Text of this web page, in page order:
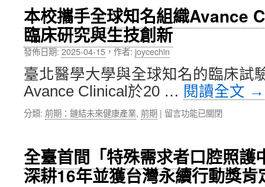
展〉
中
討
會，
鏈
結
東
南
亞、
胸
學
聯
盟
與
工
研
院
及
多
家
共
動
「臨
床
試
本校攜手全球知名組織Avance
臨床研究與生技創新
發佈日期:2025-04-15，作者: joycechin
臺北醫學大學與全球知名的臨床試
Avance Clinical於20 … 閱讀全文 →
分類: 前期：鏈結未來健康產業, 前期 | 在
攜
手
全
球
留言功能已關閉
全臺首間「特殊需求者口腔照護
深耕16年並獲台灣永續行動獎肯